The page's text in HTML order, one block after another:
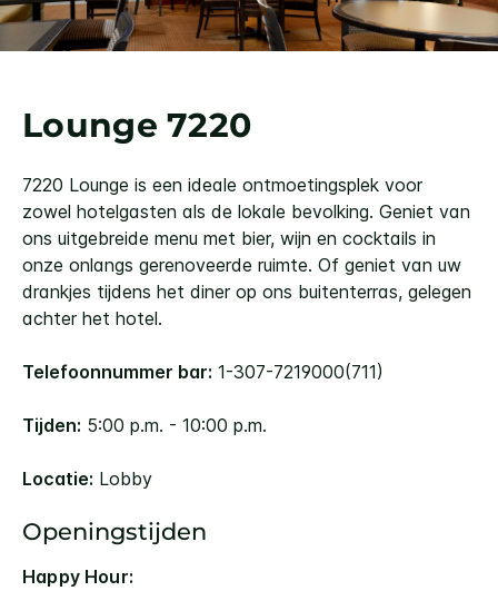
Lounge 7220
7220 Lounge is een ideale ontmoetingsplek voor
zowel hotelgasten als de lokale bevolking. Geniet van
ons uitgebreide menu met bier, wijn en cocktails in
onze onlangs gerenoveerde ruimte. Of geniet van uw
drankjes tijdens het diner op ons buitenterras, gelegen
achter het hotel.
Telefoonnummer bar: 1-307-7219000(711)
Tijden: 5:00 p.m. - 10:00 p.m.
Locatie: Lobby
Openingstijden
Happy Hour: